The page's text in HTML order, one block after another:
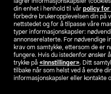
din enhet i henhold til vår policy for
forbedre brukeropplevelsen din på
nettstedet og for å tilpasse våre
typer informasjonskapsler:
annonserelaterte. For nødvendige
krav om samtykke, ettersom de er
fungere. Hvis du istedenfor ønsker
trykke på «Innstillinger». Ditt
tilbake når som helst ved å endre
informasjonskapsler eller kontakte
Finn
SE